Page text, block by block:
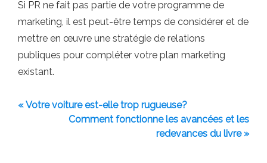
Si PR ne fait pas partie de votre programme de
marketing, il est peut-être temps de considérer et de
mettre en œuvre une stratégie de relations
publiques pour compléter votre plan marketing
existant.
« Votre voiture est-elle trop rugueuse?
Comment fonctionne les avancées et les
redevances du livre »